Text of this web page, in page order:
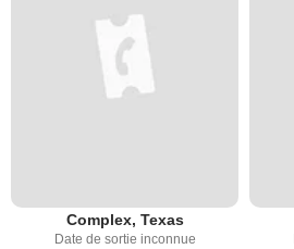
Complex, Texas
Date de sortie inconnue